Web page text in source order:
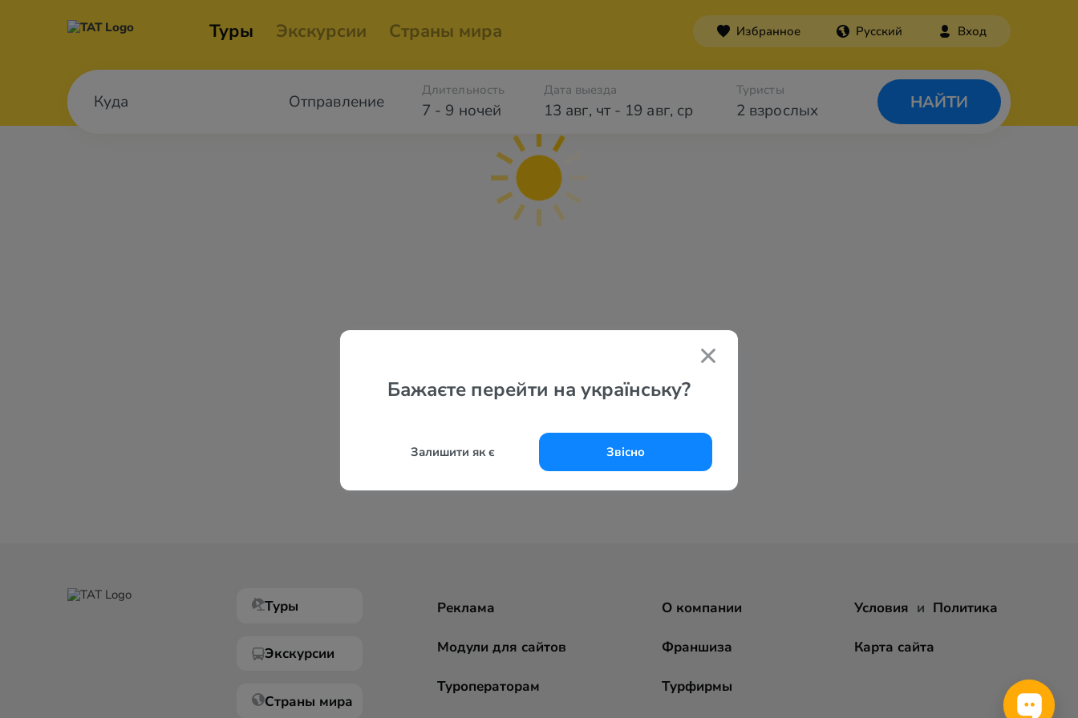
Туры Экскурсии Страны мира Избранное Русский Вход
Отправление 7 - 9 ночей
Длительность Дата выезда
13 авг, чт- 19 авг, ср 2 взрослых
Туристы
НАЙТИ
Бажаєте перейти на українську?
Залишити як є Звісно
Туры
Экскурсии
Страны мира
Реклама
Модули для сайтов
Туроператорам
О компании
Франшиза
Турфирмы
Условия и Политика
Карта сайта